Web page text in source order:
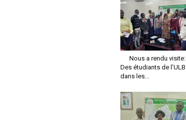
Nous a rendu visite:
Des étudiants de l’ULB
dans les...